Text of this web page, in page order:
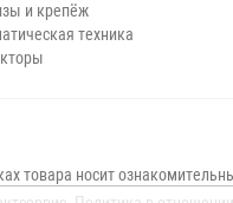
и крепёж
техника
товара носит